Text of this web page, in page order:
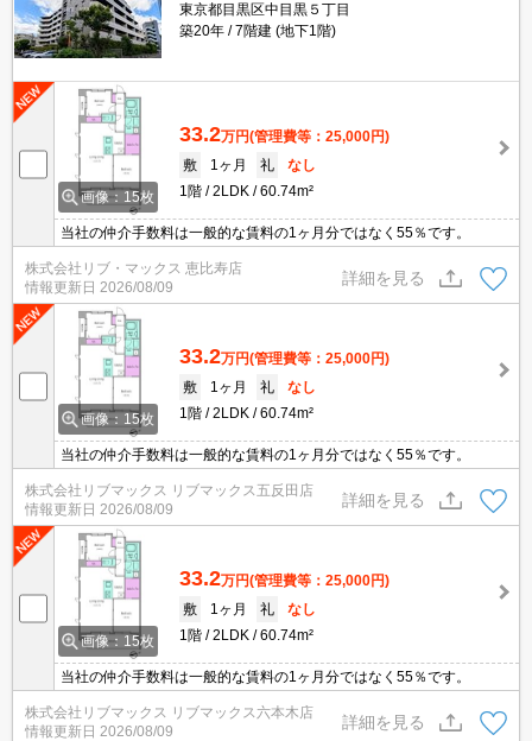
東京都目黒区中目黒５丁目
築20年
7階建 (地下1階)
画像：15枚
33.2万円(管理費等：25,000円)
敷
1ヶ月 礼
なし
1階
2LDK 60.74m²
当社の仲介手数料は一般的な賃料の1ヶ月分ではなく55％です。
株式会社リブ・マックス 恵比寿店
情報更新日 2026/08/09
詳細を見る
画像：15枚
33.2万円(管理費等：25,000円)
敷
1ヶ月 礼
なし
1階
2LDK 60.74m²
当社の仲介手数料は一般的な賃料の1ヶ月分ではなく55％です。
株式会社リブマックス リブマックス五反田店
情報更新日 2026/08/09
詳細を見る
画像：15枚
33.2万円(管理費等：25,000円)
敷
1ヶ月 礼
なし
1階
2LDK 60.74m²
当社の仲介手数料は一般的な賃料の1ヶ月分ではなく55％です。
株式会社リブマックス リブマックス六本木店
情報更新日 2026/08/09
詳細を見る